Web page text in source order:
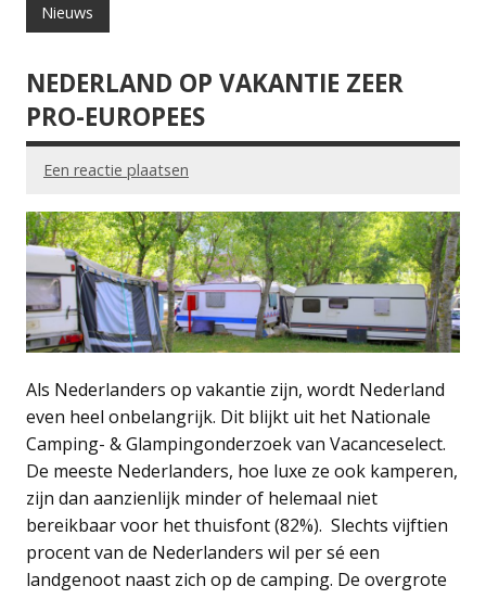
Nieuws
NEDERLAND OP VAKANTIE ZEER
PRO-EUROPEES
Een reactie plaatsen
Als Nederlanders op vakantie zijn, wordt Nederland
even heel onbelangrijk. Dit blijkt uit het Nationale
Camping- & Glampingonderzoek van Vacanceselect.
De meeste Nederlanders, hoe luxe ze ook kamperen,
zijn dan aanzienlijk minder of helemaal niet
bereikbaar voor het thuisfont (82%). Slechts vijftien
procent van de Nederlanders wil per sé een
landgenoot naast zich op de camping. De overgrote